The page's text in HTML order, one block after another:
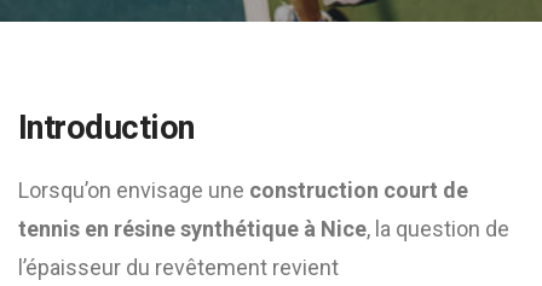
Introduction
Lorsqu’on envisage une construction court de
tennis en résine synthétique à Nice, la question de
l’épaisseur du revêtement revient